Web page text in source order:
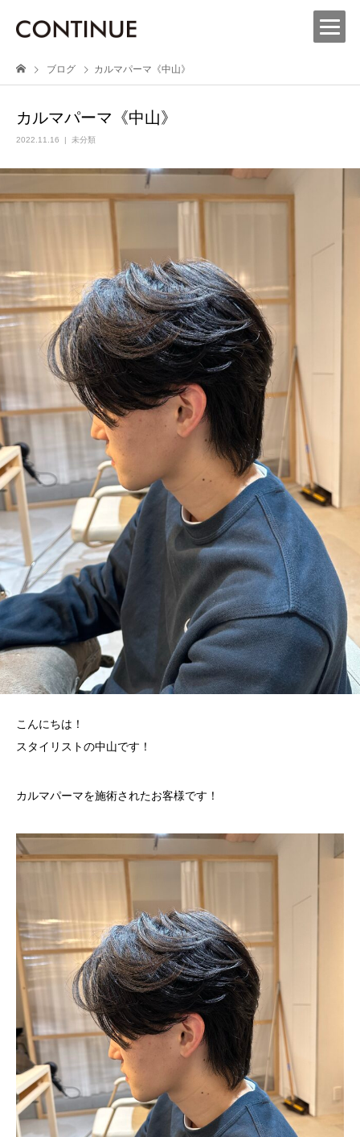
ブログ カルマパーマ《中山》
カルマパーマ《中山》
2022.11.16 未分類
こんにちは！
スタイリストの中山です！
カルマパーマを施術されたお客様です！